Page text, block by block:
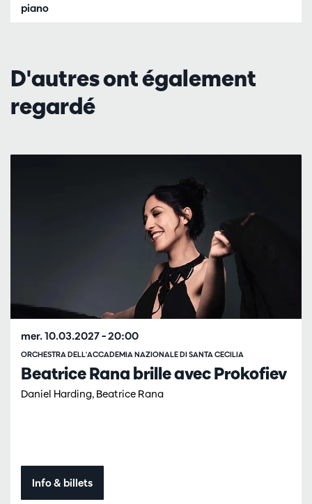
piano
D'autres ont également
regardé
Beatrice Rana brille avec Prokofiev
Daniel Harding, Beatrice Rana
ORCHESTRA DELL'ACCADEMIA NAZIONALE DI SANTA CECILIA
mer. 10.03.2027– 20:00
Info & billets